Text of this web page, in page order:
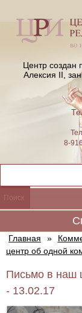
Центр создан
Алексия II,
8-
Главная »
центр об одной
Письмо в наш
- 13.02.17